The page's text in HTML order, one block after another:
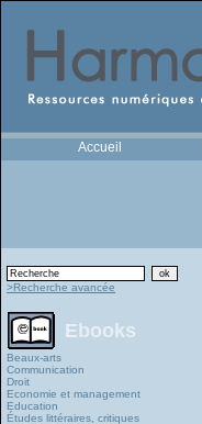
Accueil
>Recherche avancée
Ebooks
Beaux-arts
Communication
Droit
Economie et management
Education
Études littéraires, critiques